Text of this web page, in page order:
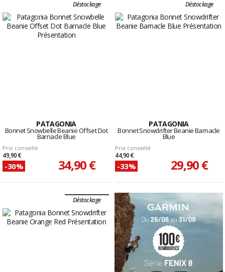
Déstockage
PATAGONIA
Bonnet Snowbelle Beanie Offset Dot
Barnacle Blue
Prix conseillé
49,90 €
-30% 34,90 €
Déstockage
PATAGONIA
Bonnet Snowdrifter Beanie Barnacle
Blue
Prix conseillé
44,90 €
-33% 29,90 €
Déstockage